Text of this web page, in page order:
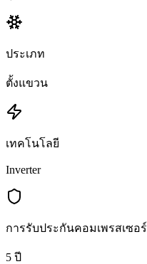
ประเภท
ตั้งแขวน
เทคโนโลยี
Inverter
การรับประกันคอมเพรสเซอร์
5 ปี